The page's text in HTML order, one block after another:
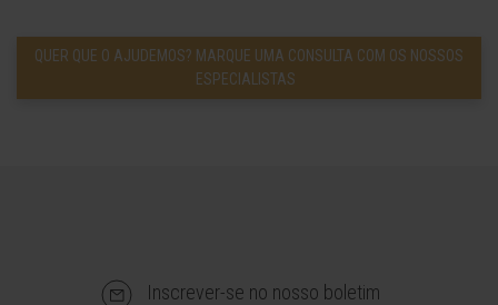
QUER QUE O AJUDEMOS? MARQUE UMA CONSULTA COM OS NOSSOS
ESPECIALISTAS
Inscrever-se no nosso boletim